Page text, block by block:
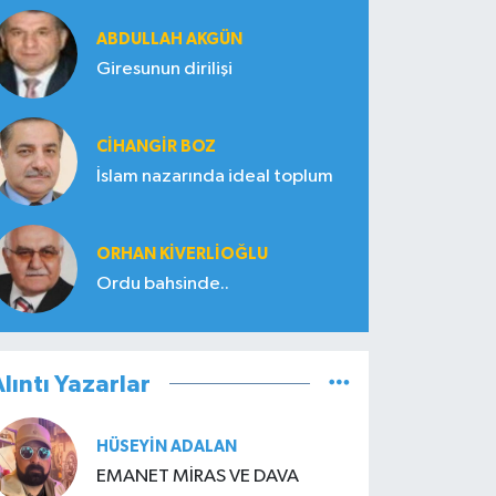
ABDULLAH AKGÜN
Giresunun dirilişi
CIHANGIR BOZ
İslam nazarında ideal toplum
ORHAN KIVERLIOĞLU
Ordu bahsinde..
Yazarlar
HÜSEYIN ADALAN
EMANET MİRAS VE DAVA